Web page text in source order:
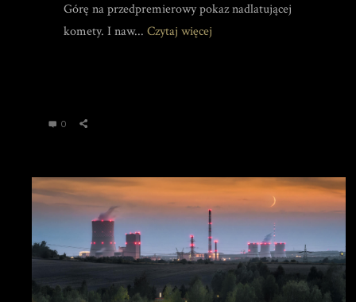
Górę na przedpremierowy pokaz nadlatującej
komety. I naw... Czytaj więcej
0